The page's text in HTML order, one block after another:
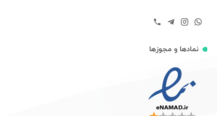
نمادها و مجوزها